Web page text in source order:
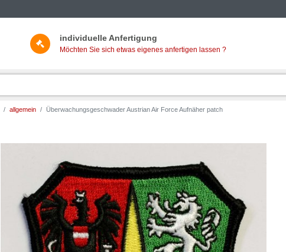
individuelle Anfertigung
Möchten Sie sich etwas eigenes anfertigen lassen ?
allgemein Überwachungsgeschwader Austrian Air Force Aufnäher patch